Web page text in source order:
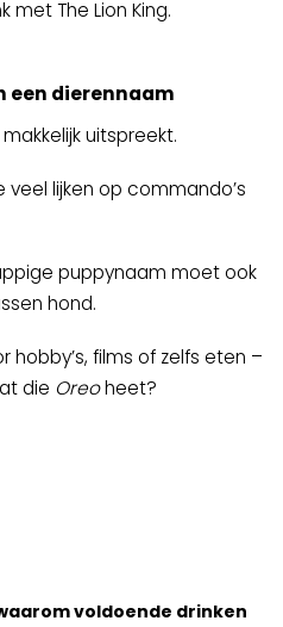
met The Lion King.
een dierennaam
uitspreekt.
lijken op commando’s
puppynaam moet ook
hond.
hobby’s, films of zelfs eten –
die Oreoheet?
voldoende drinken